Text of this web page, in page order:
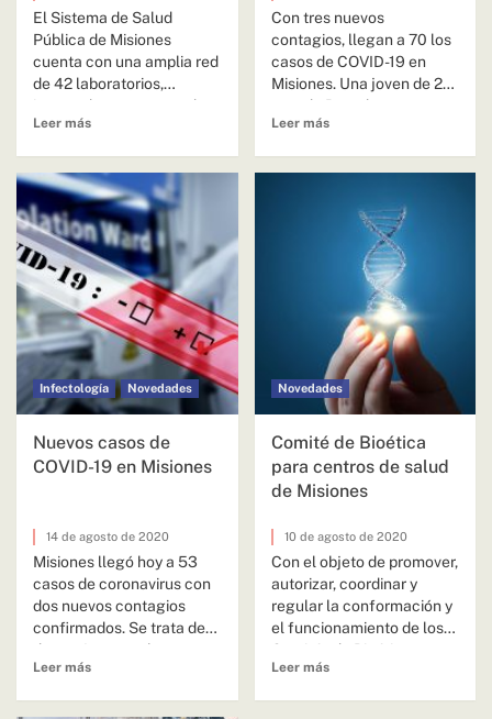
El Sistema de Salud
Pública de Misiones
cuenta con una amplia red
de 42 laboratorios,
integrada por centros de
nivel...
Leer más
Con tres nuevos
contagios, llegan a 70 los
casos de COVID-19 en
Misiones. Una joven de 20
año, de Posadas....
Leer más
Infectología Novedades
Nuevos casos de
COVID-19 en Misiones
14 de agosto de 2020
Misiones llegó hoy a 53
casos de coronavirus con
dos nuevos contagios
confirmados. Se trata de
dos mujeres, ambas
domiciliadas...
Leer más
Novedades
Comité de Bioética
para centros de salud
de Misiones
10 de agosto de 2020
Con el objeto de promover,
autorizar, coordinar y
regular la conformación y
el funcionamiento de los
Comités de Bioética en...
Leer más